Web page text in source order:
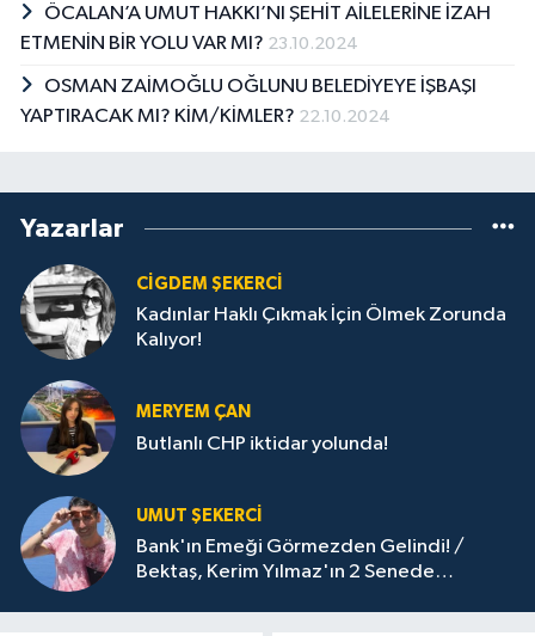
ÖCALAN’A UMUT HAKKI’NI ŞEHİT AİLELERİNE İZAH
ETMENİN BİR YOLU VAR MI? 23.10.2024
OSMAN ZAİMOĞLU OĞLUNU BELEDİYEYE İŞBAŞI
YAPTIRACAK MI? KİM/KİMLER? 22.10.2024
Yazarlar
CIGDEM ŞEKERCİ
Kadınlar Haklı Çıkmak İçin Ölmek Zorunda
Kalıyor!
MERYEM ÇAN
Butlanlı CHP iktidar yolunda!
UMUT ŞEKERCİ
Bank'ın Emeği Görmezden Gelindi! /
Bektaş, Kerim Yılmaz'ın 2 Senede